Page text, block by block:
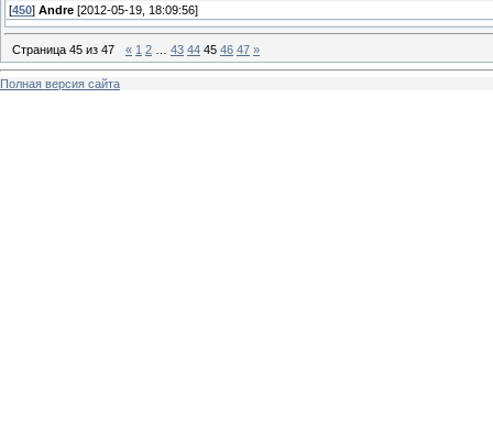
[450] Andre [2012-05-19, 18:09:56]
Страница 45 из 47 « 1 2 43 44 45 46 47 »
Полная версия сайта